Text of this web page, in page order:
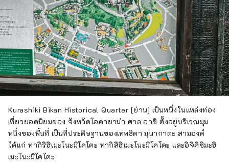
Kurashiki Bikan Historical Quarter [ย่าน] เป็นหนึ่งในแหล่งท่อง
เที่ยวยอดนิยมของ จังหวัดโอคายาม่า ศาล อาชิ ตั้งอยู่บริเวณมุม
หนึ่งของพื้นที่ เป็นที่ประดิษฐานของเทพธิดา มุนากาตะ สามองค์
ได้แก่ ทากิริฮิเมะโนะมิโคโตะ ทากิสึฮิเมะโนะมิโคโตะ และอิจิคิชิมะฮิ
เมะโนะมิโคโตะ